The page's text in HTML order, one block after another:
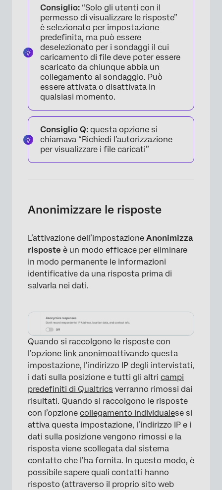
×
Consiglio: “Solo gli utenti con il
permesso di visualizzare le risposte”
è selezionato per impostazione
predefinita, ma può essere
deselezionato per i sondaggi il cui
caricamento di file deve poter essere
scaricato da chiunque abbia un
collegamento al sondaggio. Può
essere attivata o disattivata in
qualsiasi momento.
Consiglio Q: questa opzione si
chiamava “Richiedi l’autorizzazione
per visualizzare i file caricati”
Anonimizzare le risposte
L’attivazione dell’impostazione Anonimizza
risposte è un modo efficace per eliminare
in modo permanente le informazioni
identificative da una risposta prima di
salvarla nei dati.
Quando si raccolgono le risposte con
l’opzione link anonimoattivando questa
impostazione, l’indirizzo IP degli intervistati,
i dati sulla posizione e tutti gli altri campi
predefiniti di Qualtrics verranno rimossi dai
risultati. Quando si raccolgono le risposte
con l’opzione collegamento individualese si
attiva questa impostazione, l’indirizzo IP e i
dati sulla posizione vengono rimossi e la
risposta viene scollegata dal sistema
contatto che l’ha fornita. In questo modo, è
possibile sapere quali contatti hanno
risposto (attraverso il proprio sito web